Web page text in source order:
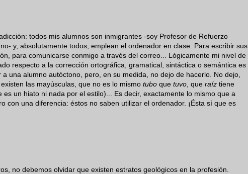
todos mis alumnos son inmigrantes -soy Profesor de Refuerzo
y, absolutamente todos, emplean el ordenador en clase. Para escribir sus
para comunicarse conmigo a través del correo... Lógicamente mi nivel de
respecto a la corrección ortográfica, gramatical, sintáctica o semántica es
una alumno autóctono, pero, en su medida, no dejo de hacerlo. No dejo,
las mayúsculas, que no es lo mismo tubo que tuvo , que raíz tiene
un hiato ni nada por el estilo)... Es decir, exactamente lo mismo que a
con una diferencia: éstos no saben utilizar el ordenador. ¡Ésta sí que es
no debemos olvidar que existen estratos geológicos en la profesión.